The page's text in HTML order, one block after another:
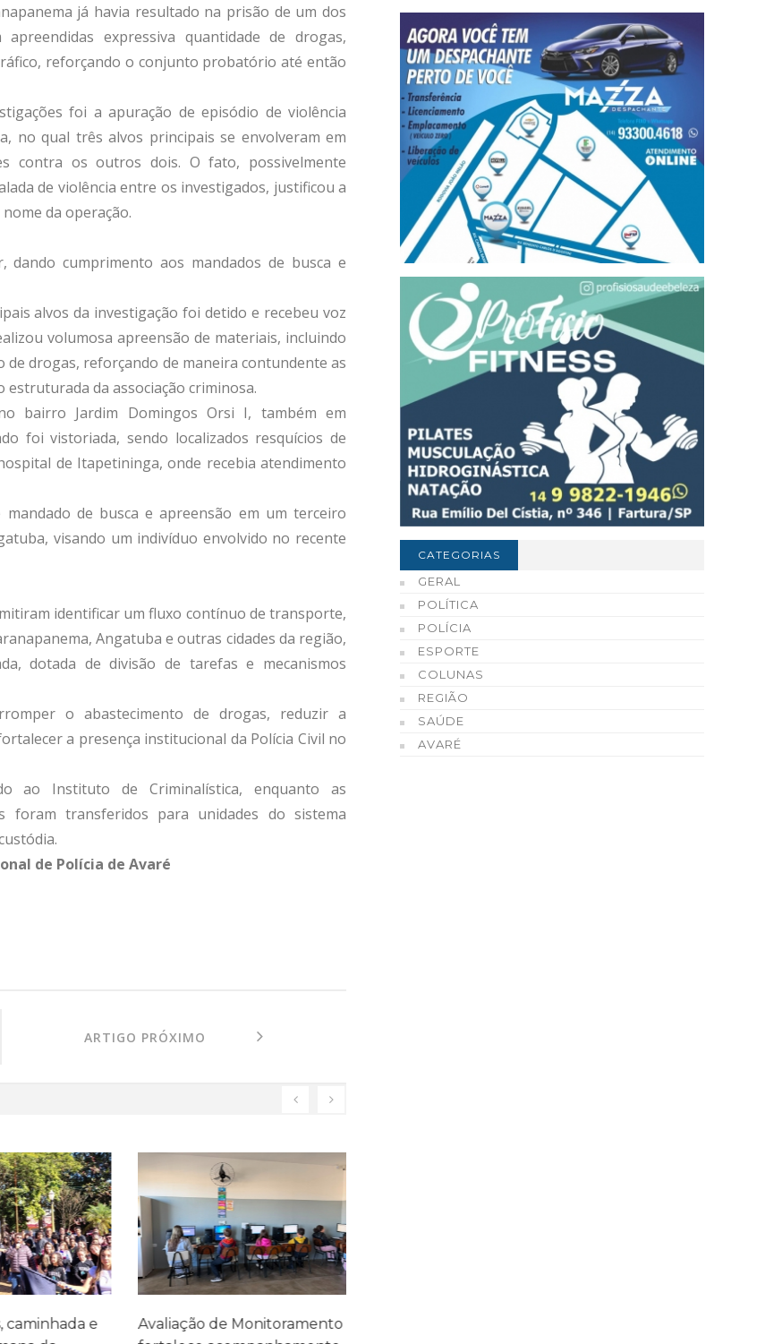
já havia resultado na prisão de um dos
expressiva quantidade de drogas,
reforçando o conjunto probatório até então
foi a apuração de episódio de violência
no qual três alvos principais se envolveram em
contra os outros dois. O fato, possivelmente
de violência entre os investigados, justificou a
da operação.
dando cumprimento aos mandados de busca e
alvos da investigação foi detido e recebeu voz
volumosa apreensão de materiais, incluindo
drogas, reforçando de maneira contundente as
estruturada da associação criminosa.
bairro Jardim Domingos Orsi I, também em
foi vistoriada, sendo localizados resquícios de
de Itapetininga, onde recebia atendimento
de busca e apreensão em um terceiro
visando um indivíduo envolvido no recente
identificar um fluxo contínuo de transporte,
Angatuba e outras cidades da região,
dotada de divisão de tarefas e mecanismos
o abastecimento de drogas, reduzir a
a presença institucional da Polícia Civil no
ao Instituto de Criminalística, enquanto as
foram transferidos para unidades do sistema
de Polícia de Avaré
ARTIGO PRÓXIMO
caminhada e
Avaliação de Monitoramento
CATEGORIAS
GERAL
POLÍTICA
POLÍCIA
ESPORTE
COLUNAS
REGIÃO
SAÚDE
AVARÉ